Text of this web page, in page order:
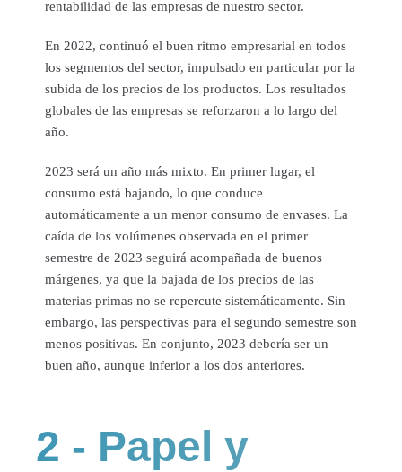
rentabilidad de las empresas de nuestro sector.
En 2022, continuó el buen ritmo empresarial en todos
los segmentos del sector, impulsado en particular por la
subida de los precios de los productos. Los resultados
globales de las empresas se reforzaron a lo largo del
año.
2023 será un año más mixto. En primer lugar, el
consumo está bajando, lo que conduce
automáticamente a un menor consumo de envases. La
caída de los volúmenes observada en el primer
semestre de 2023 seguirá acompañada de buenos
márgenes, ya que la bajada de los precios de las
materias primas no se repercute sistemáticamente. Sin
embargo, las perspectivas para el segundo semestre son
menos positivas. En conjunto, 2023 debería ser un
buen año, aunque inferior a los dos anteriores.
2 - Papel y